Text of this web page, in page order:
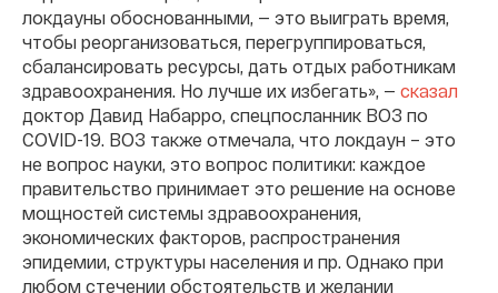
локдауны обоснованными, — это выиграть время,
чтобы реорганизоваться, перегруппироваться,
сбалансировать ресурсы, дать отдых работникам
здравоохранения. Но лучше их избегать», — сказал
доктор Давид Набарро, спецпосланник ВОЗ по
COVID-19. ВОЗ также отмечала, что локдаун – это
не вопрос науки, это вопрос политики: каждое
правительство принимает это решение на основе
мощностей системы здравоохранения,
экономических факторов, распространения
эпидемии, структуры населения и пр. Однако при
любом стечении обстоятельств и желании